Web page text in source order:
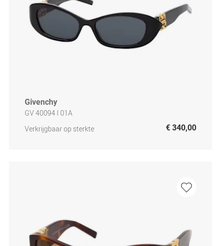
Givenchy
GV 40094 I 01A
Verkrijgbaar op sterkte
€ 340,00